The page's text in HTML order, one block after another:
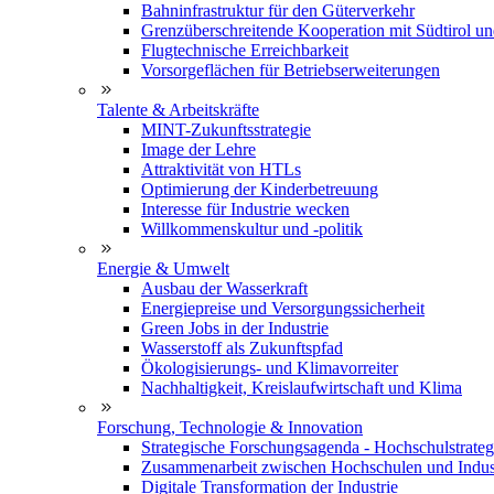
Bahninfrastruktur für den Güterverkehr
Grenzüberschreitende Kooperation mit Südtirol
Flugtechnische Erreichbarkeit
Vorsorgeflächen für Betriebserweiterungen
Talente & Arbeitskräfte
MINT-Zukunftsstrategie
Image der Lehre
Attraktivität von HTLs
Optimierung der Kinderbetreuung
Interesse für Industrie wecken
Willkommenskultur und -politik
Energie & Umwelt
Ausbau der Wasserkraft
Energiepreise und Versorgungssicherheit
Green Jobs in der Industrie
Wasserstoff als Zukunftspfad
Ökologisierungs- und Klimavorreiter
Nachhaltigkeit, Kreislaufwirtschaft und Klima
Forschung, Technologie & Innovation
Strategische Forschungsagenda -
Zusammenarbeit zwischen Hochschulen und
Digitale Transformation der Industrie